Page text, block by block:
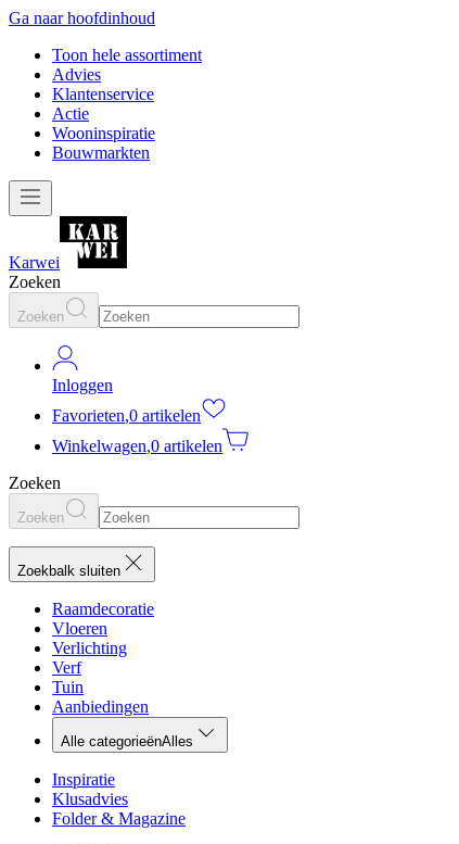
Ga naar hoofdinhoud
Toon hele assortiment
Advies
Klantenservice
Actie
Wooninspiratie
Bouwmarkten
Karwei
Zoeken
Zoeken
Inloggen
Favorieten,0 artikelen
Winkelwagen,0 artikelen
Zoeken
Zoeken
Zoekbalk sluiten
Raamdecoratie
Vloeren
Verlichting
Verf
Tuin
Aanbiedingen
Alle categorieënAlles
Inspiratie
Klusadvies
Folder & Magazine